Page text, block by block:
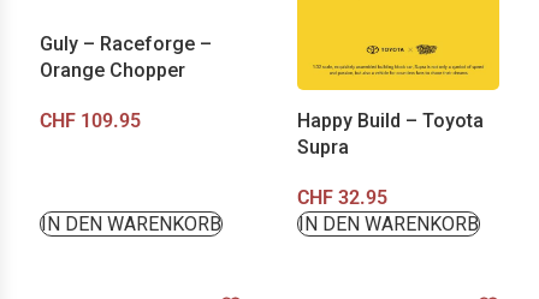
Guly – Raceforge –
Orange Chopper
CHF 109.95
IN DEN WARENKORB
Happy Build – Toyota
Supra
CHF32.95
IN DEN WARENKORB